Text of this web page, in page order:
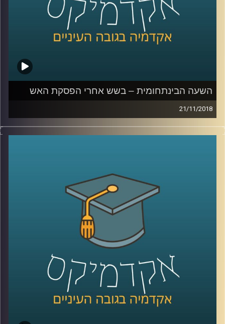
AudioVersity
השעה הבינתחומית – בשש אחרי הפסקת האש
21/11/2018
מה הקשר בין מדיניות אובמה במזרח התיכון
במלחמה הבאה בצפון? פרופסור בועז גנור
משרטט את מפת האיומים הביטחוניים במזרח
התיכון, מזהיר מפני השאננות שעלולה להחזיר
אותנו לטראומה של מלחמת יום הכיפורים וגם –
האם יתכן וכל ארסנל הרקטות האדיר של
חיזבאללה כלל לא נועד לשימוש
קרדיט תמונות:AudioVersity